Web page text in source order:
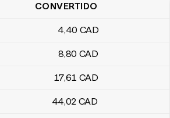
dólares jamaicanos a dólares
CONVERTIDO
4,40 CAD
8,80 CAD
17,61 CAD
44,02 CAD